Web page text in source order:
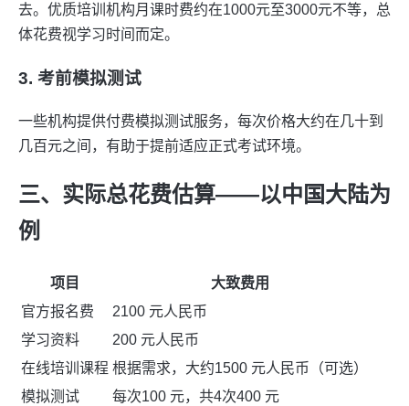
去。优质培训机构月课时费约在1000元至3000元不等，总
体花费视学习时间而定。
3. 考前模拟测试
一些机构提供付费模拟测试服务，每次价格大约在几十到
几百元之间，有助于提前适应正式考试环境。
三、实际总花费估算——以中国大陆为
例
项目
大致费用
官方报名费
2100 元人民币
学习资料
200 元人民币
在线培训课程 根据需求，大约1500 元人民币（可选）
模拟测试
每次100 元，共4次400 元